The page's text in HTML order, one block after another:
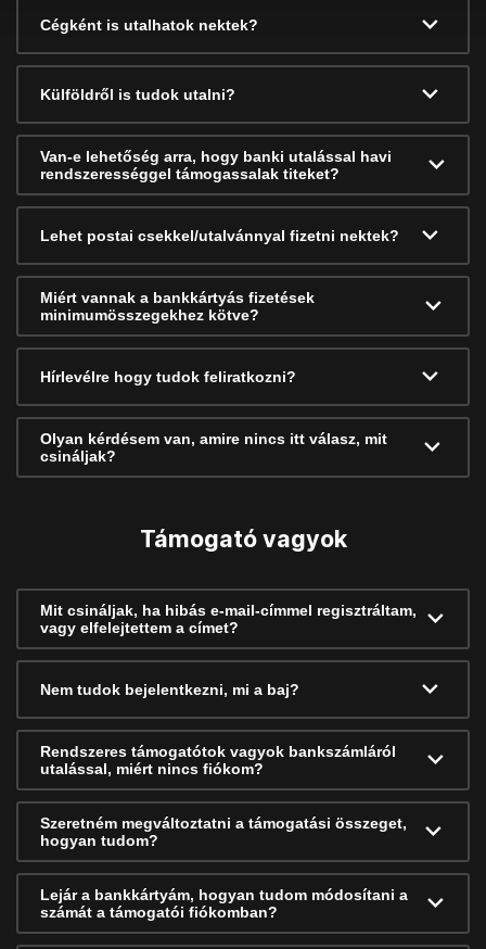
Cégként is utalhatok nektek?
Külföldről is tudok utalni?
Van-e lehetőség arra, hogy banki utalással havi
rendszerességgel támogassalak titeket?
Lehet postai csekkel/utalvánnyal fizetni nektek?
Miért vannak a bankkártyás fizetések
minimumösszegekhez kötve?
Hírlevélre hogy tudok feliratkozni?
Olyan kérdésem van, amire nincs itt válasz, mit
csináljak?
Támogató vagyok
Mit csináljak, ha hibás e-mail-címmel regisztráltam,
vagy elfelejtettem a címet?
Nem tudok bejelentkezni, mi a baj?
Rendszeres támogatótok vagyok bankszámláról
utalással, miért nincs fiókom?
Szeretném megváltoztatni a támogatási összeget,
hogyan tudom?
Lejár a bankkártyám, hogyan tudom módosítani a
számát a támogatói fiókomban?